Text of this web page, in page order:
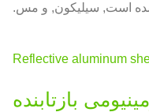
شده است, سیلیکون, و مس.
بازتابنده